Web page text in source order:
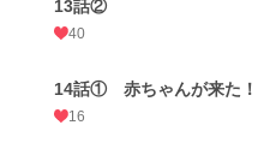
13話②
40
14話① 赤ちゃんが来た！
16